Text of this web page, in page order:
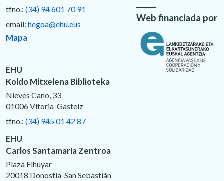
tfno.: (34) 94 601 70 91
email: hegoa@ehu.eus
Mapa
EHU
Koldo Mitxelena Biblioteka
Nieves Cano, 33
01006 Vitoria-Gasteiz
tfno.: (34) 945 01 42 87
EHU
Carlos Santamaría Zentroa
Plaza Elhuyar
20018 Donostia-San Sebastián
Web financiada por